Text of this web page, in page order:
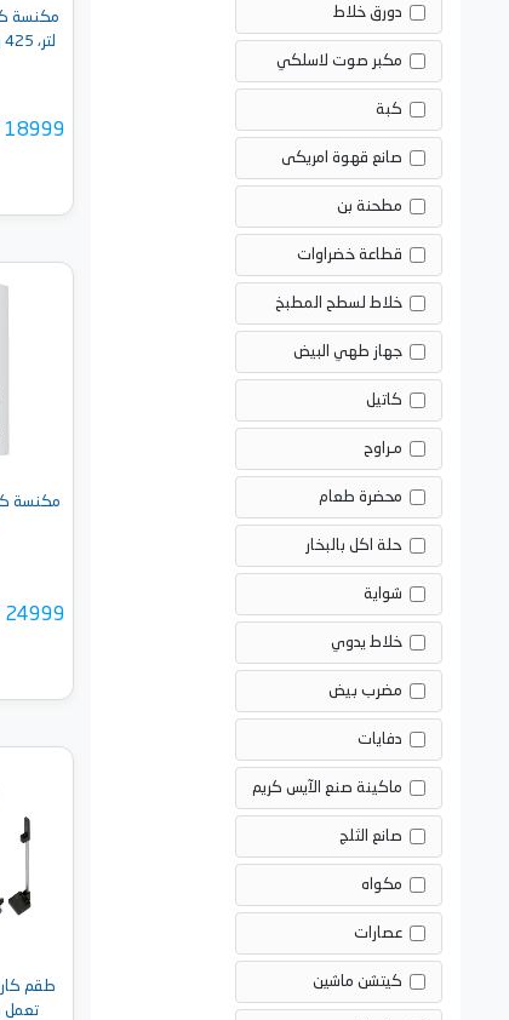
دورق خلاط
مكبر صوت لاسلكي
كبة
صانع قهوة امريكى
مطحنة بن
قطاعة خضراوات
خلاط لسطح المطبخ
جهاز طهي البيض
كاتيل
مـراوح
محضرة طعام
حلة اكل بالبخار
شواية
خلاط يدوي
مضرب بيض
دفايات
ماكينة صنع الآيس كريم
صانع الثلج
مكواه
عصارات
كيتشن ماشين
18999
24999
طقم